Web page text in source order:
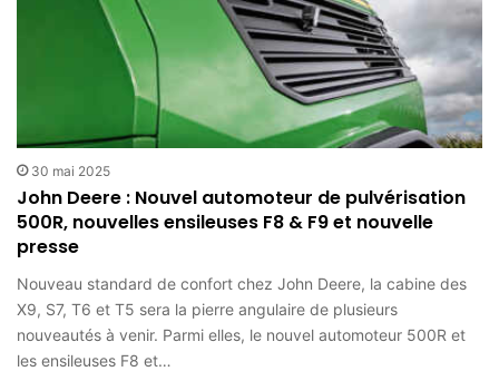
30 mai 2025
John Deere : Nouvel automoteur de pulvérisation
500R, nouvelles ensileuses F8 & F9 et nouvelle
presse
Nouveau standard de confort chez John Deere, la cabine des
X9, S7, T6 et T5 sera la pierre angulaire de plusieurs
nouveautés à venir. Parmi elles, le nouvel automoteur 500R et
les ensileuses F8 et…